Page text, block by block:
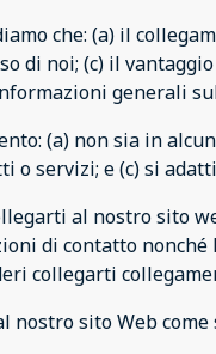
che: (a) il
di noi; (c) il
generali
(a) non sia in
servizi; e (c) si
al nostro sito
di contatto
collegarti
sito Web come